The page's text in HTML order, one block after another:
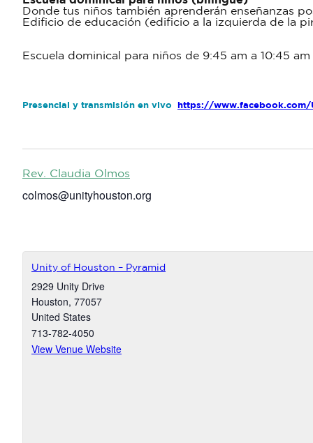
Donde tus niños también aprenderán enseñanzas
Edificio de educación (edificio a la izquierda de la
Escuela dominical para niños de 9:45 am a 10:45
Presencial y transmisión en vivo https://www.facebook.com/
Rev. Claudia Olmos
colmos@unityhouston.org
Unity of Houston – Pyramid
2929 Unity Drive
Houston, 77057
United States
713-782-4050
View Venue Website